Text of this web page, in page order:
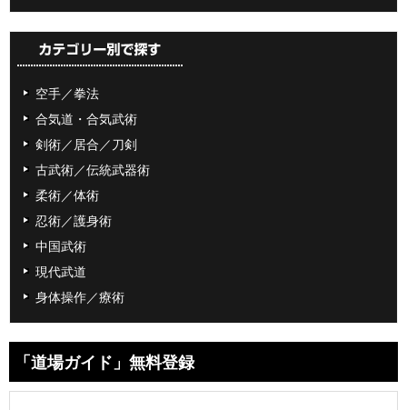
空手／拳法
合気道・合気武術
剣術／居合／刀剣
古武術／伝統武器術
柔術／体術
忍術／護身術
中国武術
現代武道
身体操作／療術
「道場ガイド」無料登録